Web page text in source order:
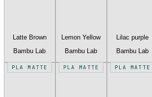
Latte Brown
Bambu Lab
Lemon Yellow
Bambu Lab
Lilac purple
Bambu Lab
PLA MATTE PLA MATTE PLA MATTE